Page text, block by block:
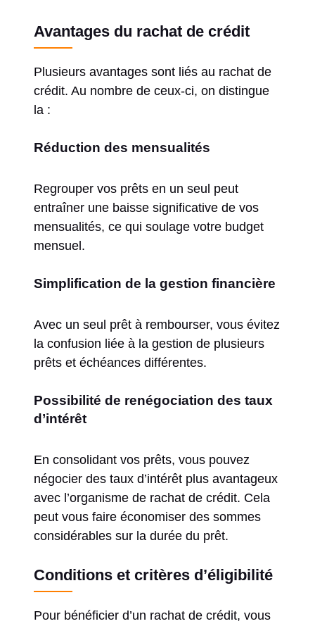
Avantages du rachat de crédit
Plusieurs avantages sont liés au rachat de
crédit. Au nombre de ceux-ci, on distingue
la :
Réduction des mensualités
Regrouper vos prêts en un seul peut
entraîner une baisse significative de vos
mensualités, ce qui soulage votre budget
mensuel.
Simplification de la gestion financière
Avec un seul prêt à rembourser, vous évitez
la confusion liée à la gestion de plusieurs
prêts et échéances différentes.
Possibilité de renégociation des taux
d’intérêt
En consolidant vos prêts, vous pouvez
négocier des taux d’intérêt plus avantageux
avec l’organisme de rachat de crédit. Cela
peut vous faire économiser des sommes
considérables sur la durée du prêt.
Conditions et critères d’éligibilité
Pour bénéficier d’un rachat de crédit, vous